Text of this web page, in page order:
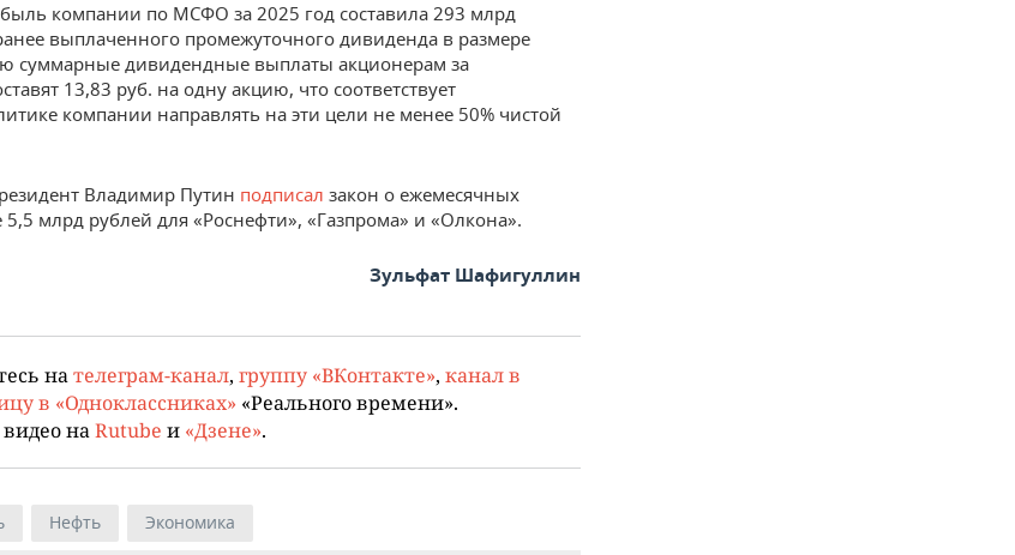
компании по МСФО за 2025 год составила 293 млрд
выплаченного промежуточного дивиденда в размере
суммарные дивидендные выплаты акционерам за
13,83 руб. на одну акцию, что соответствует
компании направлять на эти цели не менее 50% чистой
Владимир Путин подписал закон о ежемесячных
5,5 млрд рублей для «Роснефти», «Газпрома» и «Олкона».
Зульфат Шафигуллин
нателеграм-канал, группу «ВКонтакте», канал в
в «Одноклассниках» «Реального времени».
наRutube и «Дзене».
Нефть Экономика